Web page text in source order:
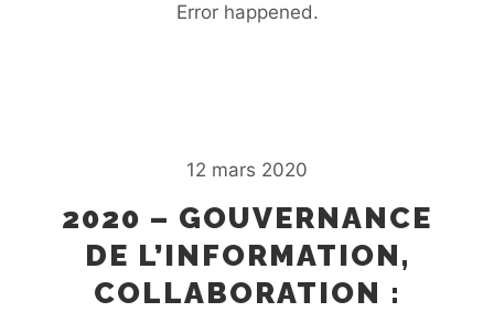
Error happened.
12 mars 2020
2020 – GOUVERNANCE
DE L’INFORMATION,
COLLABORATION :